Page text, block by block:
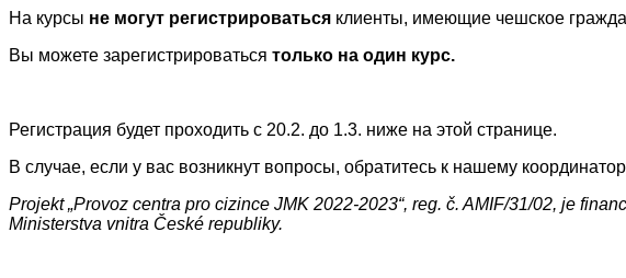
На курсы не могут регистрироваться клиенты, имеющие чешское
Вы можете зарегистрироваться только на один курс.
Регистрация будет проходить с 20.2. до 1.3. ниже на этой странице.
В случае, если у вас возникнут вопросы, обратитесь к нашему
Projekt „Provoz centra pro cizince JMK 2022-2023“, reg. č. AMIF/31/02, je
Ministerstva vnitra České republiky.